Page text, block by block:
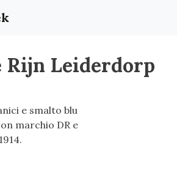
Rijn Leiderdorp
e smalto blu
marchio DR e